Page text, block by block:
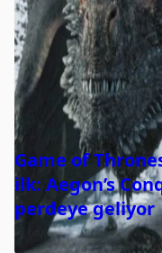
Game of
ilk: Aegon’s
perdeye geliyor